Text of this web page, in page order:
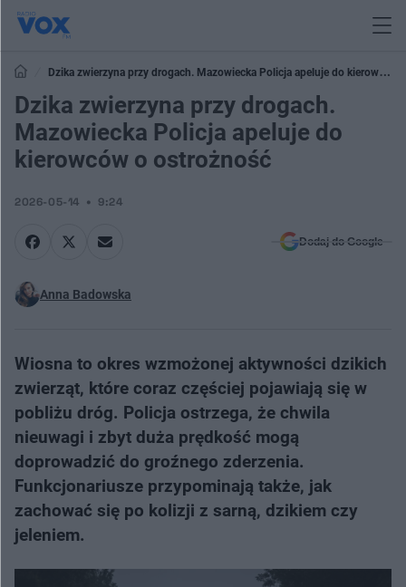
Dzika zwierzyna przy drogach. Mazowiecka Policja apeluje do kierowców
o ostrożność
Dzika zwierzyna przy drogach.
Mazowiecka Policja apeluje do
kierowców o ostrożność
2026-05-14 9:24
Dodaj do Google
Anna Badowska
Wiosna to okres wzmożonej aktywności dzikich
zwierząt, które coraz częściej pojawiają się w
pobliżu dróg. Policja ostrzega, że chwila
nieuwagi i zbyt duża prędkość mogą
doprowadzić do groźnego zderzenia.
Funkcjonariusze przypominają także, jak
zachować się po kolizji z sarną, dzikiem czy
jeleniem.